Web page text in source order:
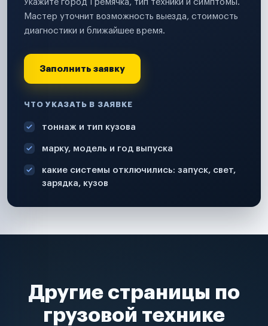
Укажите город Гремячка, тип техники и симптомы.
Мастер уточнит возможность выезда, стоимость
диагностики и ближайшее время.
Заполнить заявку
ЧТО УКАЗАТЬ В ЗАЯВКЕ
тоннаж и тип кузова
марку, модель и год выпуска
какие системы отключились: запуск, свет,
зарядка, кузов
Другие страницы по
грузовой технике